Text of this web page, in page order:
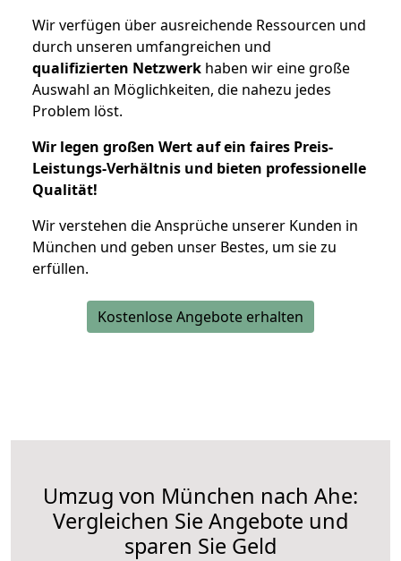
Wir verfügen über ausreichende Ressourcen und
durch unseren umfangreichen und
qualifizierten Netzwerk haben wir eine große
Auswahl an Möglichkeiten, die nahezu jedes
Problem löst.
Wir legen großen Wert auf ein faires Preis-
Leistungs-Verhältnis und bieten professionelle
Qualität!
Wir verstehen die Ansprüche unserer Kunden in
München und geben unser Bestes, um sie zu
erfüllen.
Kostenlose Angebote erhalten
Umzug von München nach Ahe:
Vergleichen Sie Angebote und
sparen Sie Geld